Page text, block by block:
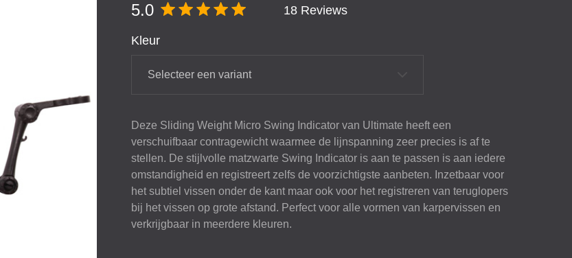
5.0 18 Reviews
Kleur
Selecteer een variant
Deze Sliding Weight Micro Swing Indicator van Ultimate heeft een
verschuifbaar contragewicht waarmee de lijnspanning zeer precies is af te
stellen. De stijlvolle matzwarte Swing Indicator is aan te passen is aan iedere
omstandigheid en registreert zelfs de voorzichtigste aanbeten. Inzetbaar voor
het subtiel vissen onder de kant maar ook voor het registreren van teruglopers
bij het vissen op grote afstand. Perfect voor alle vormen van karpervissen en
verkrijgbaar in meerdere kleuren.